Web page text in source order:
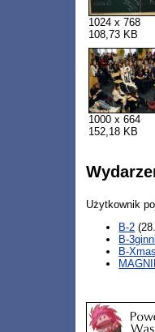
1024 x 768
108,73 KB
1000 x 664
152,18 KB
Użytkownik
B-2
B-
B-